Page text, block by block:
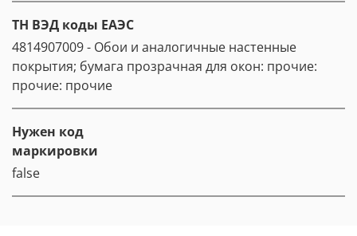
ТН ВЭД коды ЕАЭС
4814907009 - Обои и аналогичные настенные
покрытия; бумага прозрачная для окон: прочие:
прочие: прочие
Нужен код
маркировки
false